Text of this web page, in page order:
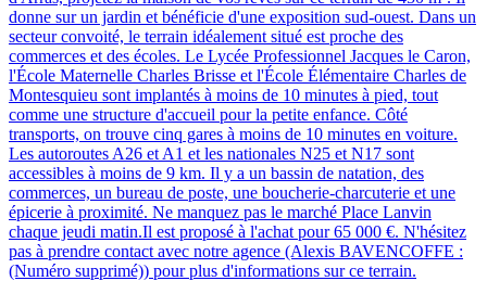
donne sur un jardin et bénéficie d'une exposition sud-ouest. Dans un
secteur convoité, le terrain idéalement situé est proche des
commerces et des écoles. Le Lycée Professionnel Jacques le Caron,
l'École Maternelle Charles Brisse et l'École Élémentaire Charles de
Montesquieu sont implantés à moins de 10 minutes à pied, tout
comme une structure d'accueil pour la petite enfance. Côté
transports, on trouve cinq gares à moins de 10 minutes en voiture.
Les autoroutes A26 et A1 et les nationales N25 et N17 sont
accessibles à moins de 9 km. Il y a un bassin de natation, des
commerces, un bureau de poste, une boucherie-charcuterie et une
épicerie à proximité. Ne manquez pas le marché Place Lanvin
chaque jeudi matin.Il est proposé à l'achat pour 65 000 €. N'hésitez
pas à prendre contact avec notre agence (Alexis BAVENCOFFE :
(Numéro supprimé)) pour plus d'informations sur ce terrain.